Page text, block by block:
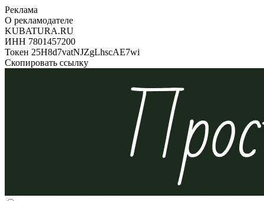
Реклама
О рекламодателе
KUBATURA.RU
ИНН 7801457200
Токен 25H8d7vatNJZgLhscAE7wi
Скопировать ссылку